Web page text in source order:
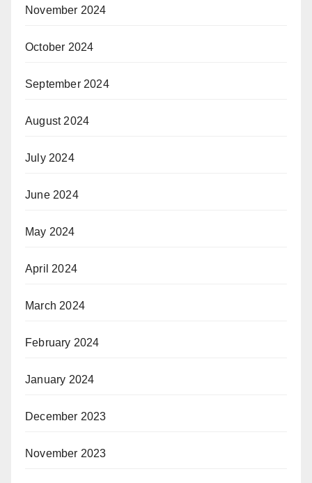
November 2024
October 2024
September 2024
August 2024
July 2024
June 2024
May 2024
April 2024
March 2024
February 2024
January 2024
December 2023
November 2023